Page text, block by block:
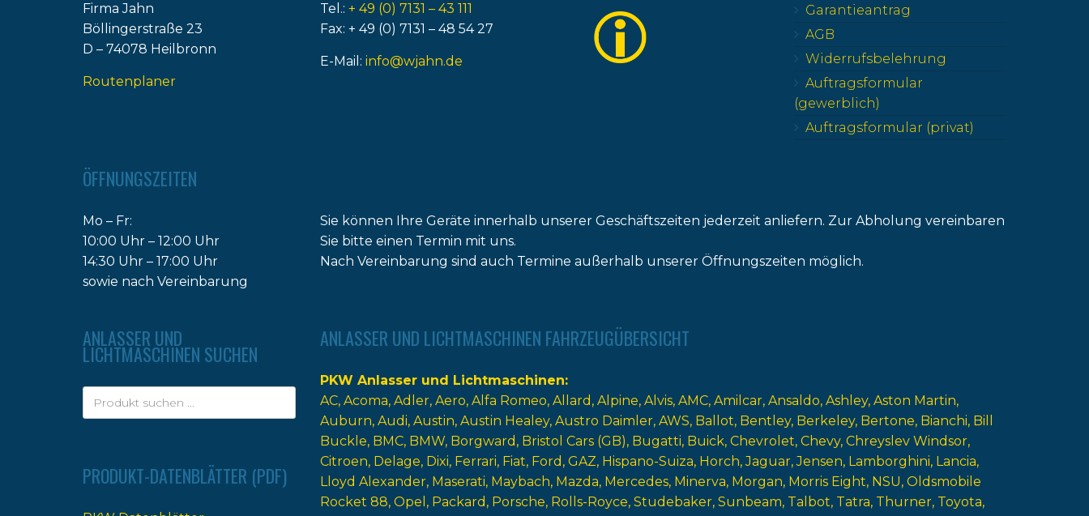
Firma Jahn
Böllingerstraße 23
D – 74078 Heilbronn
Routenplaner
Tel.: + 49 (0) 7131 – 43 111
Fax: + 49 (0) 7131 – 48 54 27
E-Mail: info@wjahn.de
Garantieantrag
AGB
Widerrufsbelehrung
Auftragsformular
(gewerblich)
Auftragsformular (privat)
ÖFFNUNGSZEITEN
Mo – Fr:
10:00 Uhr – 12:00 Uhr
14:30 Uhr – 17:00 Uhr
sowie nach Vereinbarung
Sie können Ihre Geräte innerhalb unserer Geschäftszeiten jederzeit anliefern. Zur Abholung vereinbaren
Sie bitte einen Termin mit uns.
Nach Vereinbarung sind auch Termine außerhalb unserer Öffnungszeiten möglich.
ANLASSER UND
LICHTMASCHINEN SUCHEN
PRODUKT-DATENBLÄTTER (PDF)
ANLASSER UND LICHTMASCHINEN FAHRZEUGÜBERSICHT
PKW Anlasser und Lichtmaschinen
AC Acoma Adler Aero Alfa Romeo Allard Alpine Alvis AMC Amilcar Ansaldo Ashley Aston Martin
Auburn Audi Austin Austin Healey Austro Daimler AWS Ballot Bentley Berkeley Bertone Bianchi Bill
Buckle BMC BMW Borgward Bristol Cars (GB) Bugatti Buick Chevrolet Chevy Chreyslev Windsor
Citroen Delage Dixi Ferrari Fiat Ford GAZ Hispano-Suiza Horch Jaguar Jensen Lamborghini Lancia
Lloyd Alexander Maserati Maybach Mazda Mercedes Minerva Morgan Morris Eight NSU Oldsmobile
Rocket 88 Opel Packard Porsche Rolls-Royce Studebaker Sunbeam Talbot Tatra Thurner Toyota